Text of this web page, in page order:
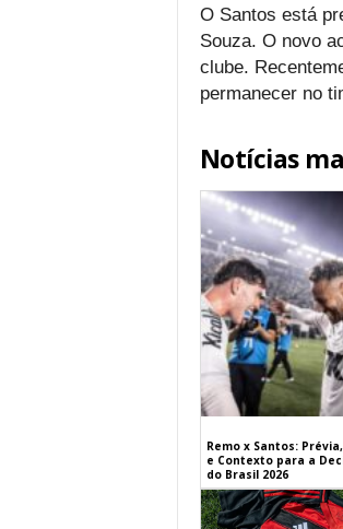
O Santos está
Souza. O novo
clube.
permanecer no
Notícias
Remo x Santos:
e Contexto para a
do Brasil 2026